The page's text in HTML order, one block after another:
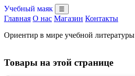
Учебный маяк ☰
Главная О нас Магазин Контакты
Ориентир в мире учебной литературы
Товары на этой странице